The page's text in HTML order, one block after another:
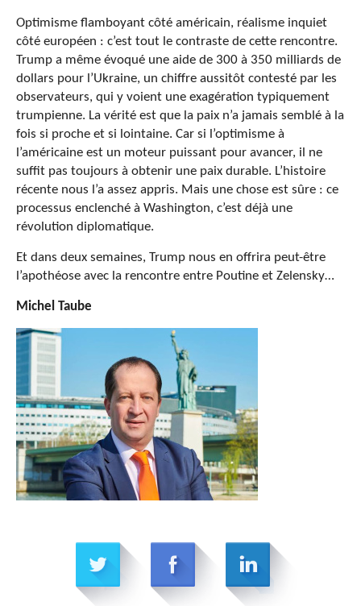
Optimisme flamboyant côté américain, réalisme inquiet
côté européen : c’est tout le contraste de cette rencontre.
Trump a même évoqué une aide de 300 à 350 milliards de
dollars pour l’Ukraine, un chiffre aussitôt contesté par les
observateurs, qui y voient une exagération typiquement
trumpienne. La vérité est que la paix n’a jamais semblé à la
fois si proche et si lointaine. Car si l’optimisme à
l’américaine est un moteur puissant pour avancer, il ne
suffit pas toujours à obtenir une paix durable. L’histoire
récente nous l’a assez appris. Mais une chose est sûre : ce
processus enclenché à Washington, c’est déjà une
révolution diplomatique.
Et dans deux semaines, Trump nous en offrira peut-être
l’apothéose avec la rencontre entre Poutine et Zelensky…
Michel Taube